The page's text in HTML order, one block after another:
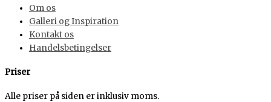
Om os
Galleri og Inspiration
Kontakt os
Handelsbetingelser
Priser
Alle priser på siden er inklusiv moms.